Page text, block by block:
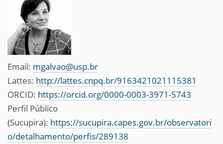
Email: mgalvao@usp.br
Lattes: http://lattes.cnpq.br/9163421021115381
ORCID: https://orcid.org/0000-0003-3971-5743
Perfil Público
(Sucupira): https://sucupira.capes.gov.br/observatori
o/detalhamento/perfis/289138